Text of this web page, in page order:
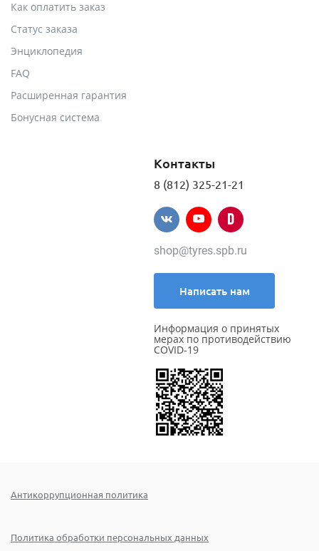
Как оплатить заказ
Статус заказа
Энциклопедия
FAQ
Расширенная гарантия
Бонусная система
Контакты
8 (812) 325-21-21
shop@tyres.spb.ru
Написать нам
Информация о принятых
мерах по противодействию
COVID-19
Антикоррупционная политика
Политика обработки персональных данных